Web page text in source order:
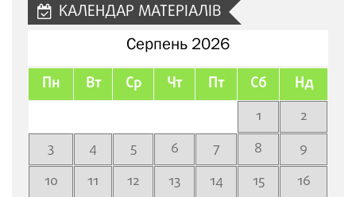
КАЛЕНДАР МАТЕРІАЛІВ
Серпень 2026
Пн Вт Ср Чт Пт Сб Нд
1
2
3
4 5 6 7 8
9
10
11 12 13 14 15
16